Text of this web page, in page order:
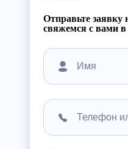
Отправьте заявку
свяжемся с вами